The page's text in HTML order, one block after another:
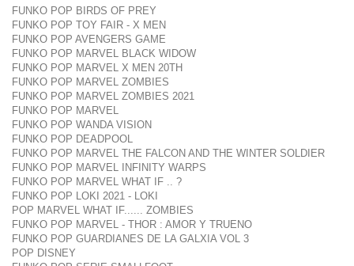
FUNKO POP BIRDS OF PREY
FUNKO POP TOY FAIR - X MEN
FUNKO POP AVENGERS GAME
FUNKO POP MARVEL BLACK WIDOW
FUNKO POP MARVEL X MEN 20TH
FUNKO POP MARVEL ZOMBIES
FUNKO POP MARVEL ZOMBIES 2021
FUNKO POP MARVEL
FUNKO POP WANDA VISION
FUNKO POP DEADPOOL
FUNKO POP MARVEL THE FALCON AND THE WINTER SOLDIER
FUNKO POP MARVEL INFINITY WARPS
FUNKO POP MARVEL WHAT IF .. ?
FUNKO POP LOKI 2021 - LOKI
POP MARVEL WHAT IF...... ZOMBIES
FUNKO POP MARVEL - THOR : AMOR Y TRUENO
FUNKO POP GUARDIANES DE LA GALXIA VOL 3
POP DISNEY